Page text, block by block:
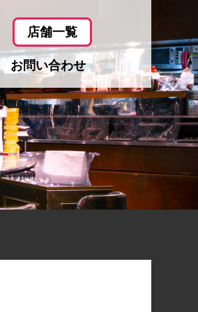
店舗一覧
お問い合わせ